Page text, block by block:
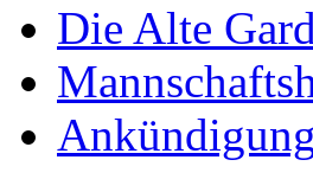
Die Alte